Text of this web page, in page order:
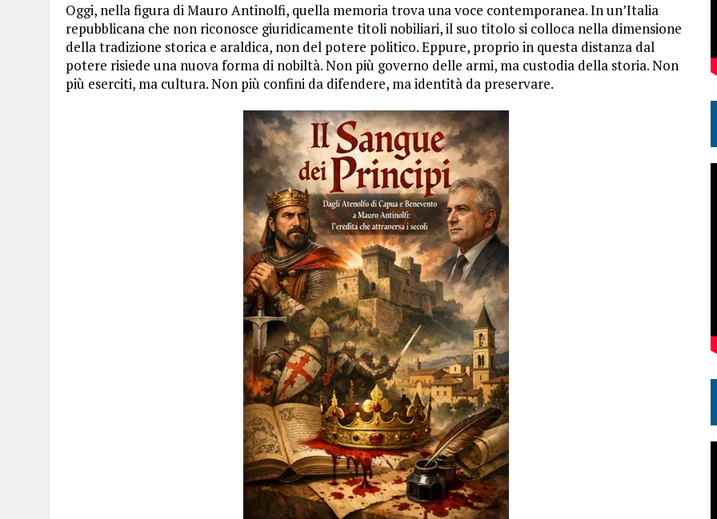
Oggi, nella figura di Mauro Antinolfi, quella memoria trova una voce contemporanea. In un’Italia
repubblicana che non riconosce giuridicamente titoli nobiliari, il suo titolo si colloca nella dimensione
della tradizione storica e araldica, non del potere politico. Eppure, proprio in questa distanza dal
potere risiede una nuova forma di nobiltà. Non più governo delle armi, ma custodia della storia. Non
più eserciti, ma cultura. Non più confini da difendere, ma identità da preservare.